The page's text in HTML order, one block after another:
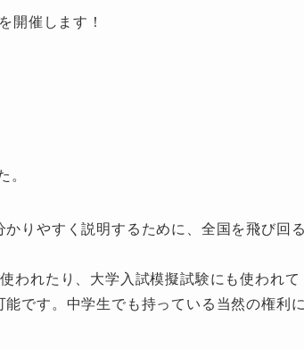
開催します！
。
りやすく説明するために、全国を飛び回る
われたり、大学入試模擬試験にも使われて
です。中学生でも持っている当然の権利に